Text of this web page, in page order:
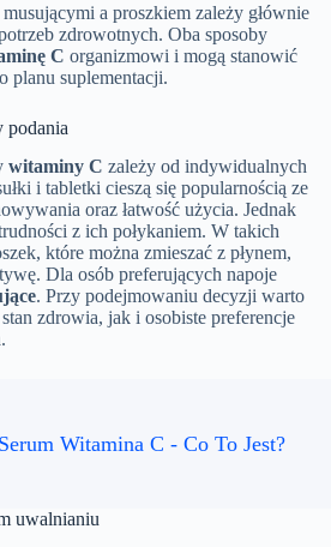
a proszkiem zależy głównie
zdrowotnych. Oba sposoby
C organizmowi i mogą stanowić
planu suplementacji.
podania
witaminy C zależy od indywidualnych
i tabletki cieszą się popularnością ze
oraz łatwość użycia. Jednak
z ich połykaniem. W takich
które można zmieszać z płynem,
Dla osób preferujących napoje
. Przy podejmowaniu decyzji warto
zdrowia, jak i osobiste preferencje
Serum Witamina C - Co To Jest?
uwalnianiu